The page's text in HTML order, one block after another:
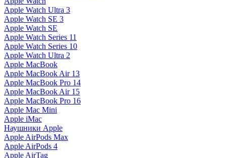
Apple Watch Ultra 3
Apple Watch SE 3
Apple Watch SE
Apple Watch Series 11
Apple Watch Series 10
Apple Watch Ultra 2
Apple MacBook
Apple MacBook Air 13
Apple MacBook Pro 14
Apple MacBook Air 15
Apple MacBook Pro 16
Apple Mac Mini
Apple iMac
Наушники Apple
Apple AirPods Max
Apple AirPods 4
Apple AirTag